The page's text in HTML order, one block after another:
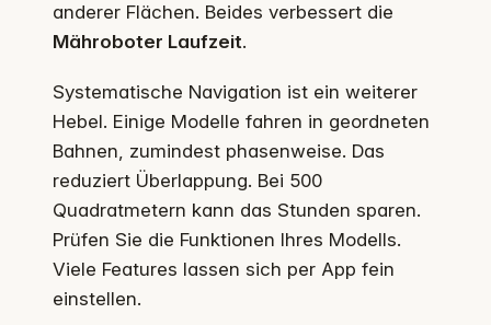
anderer Flächen. Beides verbessert die
Mähroboter Laufzeit.
Systematische Navigation ist ein weiterer
Hebel. Einige Modelle fahren in geordneten
Bahnen, zumindest phasenweise. Das
reduziert Überlappung. Bei 500
Quadratmetern kann das Stunden sparen.
Prüfen Sie die Funktionen Ihres Modells.
Viele Features lassen sich per App fein
einstellen.